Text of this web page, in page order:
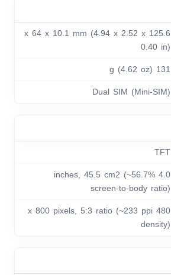
125.6 x 64 x 10.1 mm (4.94 x 2.52 x
0.40 in)
131 g (4.62 oz)
Dual SIM (Mini-SIM)
TFT
4.0 inches, 45.5 cm2 (~56.7%
screen-to-body ratio)
480 x 800 pixels, 5:3 ratio (~233 ppi
density)